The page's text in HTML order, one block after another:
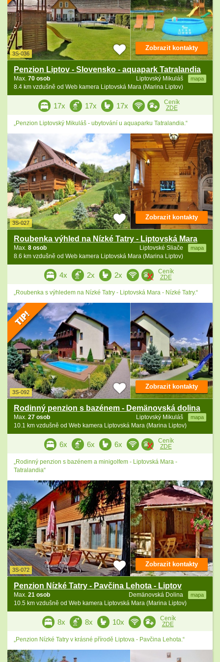
3S-036
Penzion Liptov - Slovensko - aquapark Tatralandia
Liptovský Mikuláš mapa
Max. 70 osob
8.4 km vzdušně od Web kamera Liptovská Mara (Marina Liptov)
Zobrazit kontakty
17x 17x 17x
Ceník
ZDE
„Penzion Liptovský Mikuláš - ubytování u aquaparku Tatralandia.“
3S-027
Roubenka výhled na Nízké Tatry - Liptovská Mara
Liptovské Sliače mapa
Max. 8 osob
8.6 km vzdušně od Web kamera Liptovská Mara (Marina Liptov)
Zobrazit kontakty
4x 2x 2x
Ceník
ZDE
„Roubenka s výhledem na Nízké Tatry - Liptovská Mara - Nízké Tatry.“
3S-092
Rodinný penzion s bazénem - Demänovská dolina
Liptovský Mikuláš mapa
Max. 27 osob
10.1 km vzdušně od Web kamera Liptovská Mara (Marina Liptov)
Zobrazit kontakty
6x 6x 6x
Ceník
ZDE
„Rodinný penzion s bazénem a minigolfem - Liptovská Mara -
Tatralandia“
3S-072
Penzion Nízké Tatry - Pavčina Lehota - Liptov
Demänovská Dolina mapa
Max. 21 osob
10.5 km vzdušně od Web kamera Liptovská Mara (Marina Liptov)
Zobrazit kontakty
8x 8x 10x
Ceník
ZDE
„Penzion Nízké Tatry v krásné přírodě Liptova - Pavčina Lehota.“